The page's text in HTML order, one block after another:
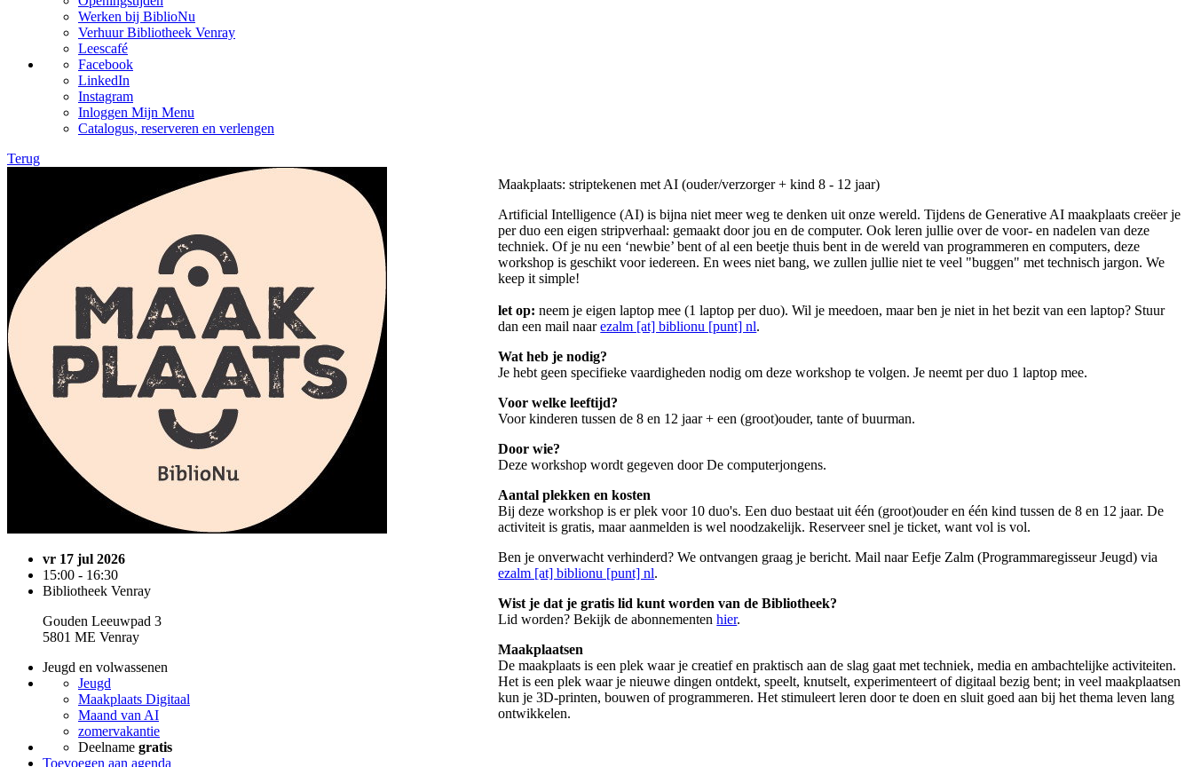
Werken bij BiblioNu
Verhuur Bibliotheek Venray
Leescafé
Facebook
LinkedIn
Instagram
Inloggen Mijn Menu
Catalogus, reserveren en verlengen
Terug
vr 17 jul 2026
15:00 - 16:30
Bibliotheek Venray
Gouden Leeuwpad 3
5801 ME Venray
Jeugd en volwassenen
Jeugd
Maakplaats Digitaal
Maand van AI
zomervakantie
Deelname gratis
Toevoegen aan agenda
Maakplaats: striptekenen met AI (ouder/verzorger + kind 8 - 12 jaar)
Artificial Intelligence (AI) is bijna niet meer weg te denken uit onze wereld. Tijdens de Generative AI maakplaats creëer je
per duo een eigen stripverhaal: gemaakt door jou en de computer. Ook leren jullie over de voor- en nadelen van deze
techniek. Of je nu een ‘newbie’ bent of al een beetje thuis bent in de wereld van programmeren en computers, deze
workshop is geschikt voor iedereen. En wees niet bang, we zullen jullie niet te veel "buggen" met technisch jargon. We
keep it simple!
let op:neem je eigen laptop mee (1 laptop per duo). Wil je meedoen, maar ben je niet in het bezit van een laptop? Stuur
dan een mail naarezalm [at] biblionu [punt] nl.
Wat heb je nodig?
Je hebt geen specifieke vaardigheden nodig om deze workshop te volgen. Je neemt per duo 1 laptop mee.
Voor welke leeftijd?
Voor kinderen tussen de 8 en 12 jaar + een (groot)ouder, tante of buurman.
Door wie?
Deze workshop wordt gegeven door De computerjongens.
Aantal plekken en kosten
Bij deze workshop is er plek voor 10 duo's. Een duo bestaat uit één (groot)ouder en één kind tussen de 8 en 12 jaar. De
activiteit is gratis, maar aanmelden is wel noodzakelijk. Reserveer snel je ticket, want vol is vol.
Ben je onverwacht verhinderd? We ontvangen graag je bericht. Mail naar Eefje Zalm (Programmaregisseur Jeugd) via
ezalm [at] biblionu [punt] nl.
Wist je dat je gratis lid kunt worden van de Bibliotheek?
Lid worden? Bekijk de abonnementenhier.
Maakplaatsen
De maakplaats is een plek waar je creatief en praktisch aan de slag gaat met techniek, media en ambachtelijke activiteiten.
Het is een plek waar je nieuwe dingen ontdekt, speelt, knutselt, experimenteert of digitaal bezig bent; in veel maakplaatsen
kun je 3D-printen, bouwen of programmeren. Het stimuleert leren door te doen en sluit goed aan bij het thema leven lang
ontwikkelen.